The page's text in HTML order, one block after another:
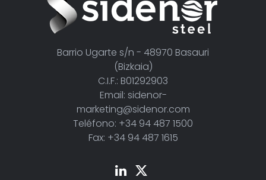
Barrio Ugarte s/n - 48970 Basauri
(Bizkaia)
C.I.F.: B01292903
Email: sidenor-
marketing@sidenor.com
Teléfono: +34 94 487 1500
Fax: +34 94 487 1615